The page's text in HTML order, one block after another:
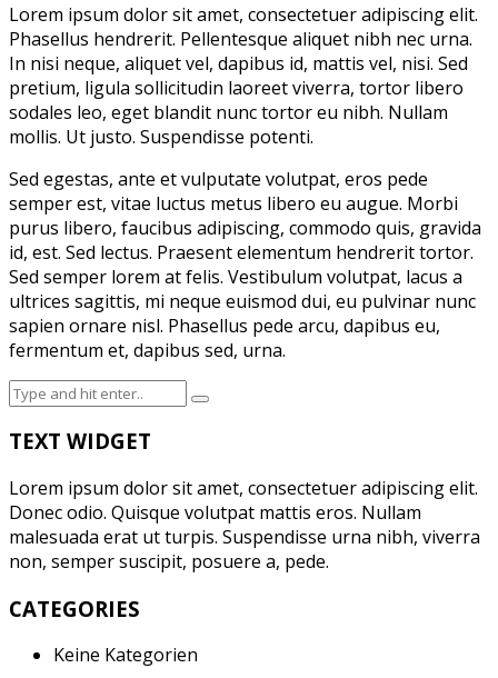
Lorem ipsum dolor sit amet, consectetuer adipiscing elit.
Phasellus hendrerit. Pellentesque aliquet nibh nec urna.
In nisi neque, aliquet vel, dapibus id, mattis vel, nisi. Sed
pretium, ligula sollicitudin laoreet viverra, tortor libero
sodales leo, eget blandit nunc tortor eu nibh. Nullam
mollis. Ut justo. Suspendisse potenti.
Sed egestas, ante et vulputate volutpat, eros pede
semper est, vitae luctus metus libero eu augue. Morbi
purus libero, faucibus adipiscing, commodo quis, gravida
id, est. Sed lectus. Praesent elementum hendrerit tortor.
Sed semper lorem at felis. Vestibulum volutpat, lacus a
ultrices sagittis, mi neque euismod dui, eu pulvinar nunc
sapien ornare nisl. Phasellus pede arcu, dapibus eu,
fermentum et, dapibus sed, urna.
TEXT WIDGET
Lorem ipsum dolor sit amet, consectetuer adipiscing elit.
Donec odio. Quisque volutpat mattis eros. Nullam
malesuada erat ut turpis. Suspendisse urna nibh, viverra
non, semper suscipit, posuere a, pede.
CATEGORIES
Keine Kategorien